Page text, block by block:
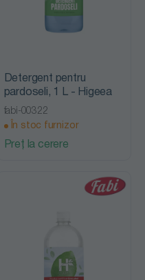
Detergent pentru
pardoseli, 1 L - Higeea
fabi-00322
În stoc furnizor
Preț la cerere